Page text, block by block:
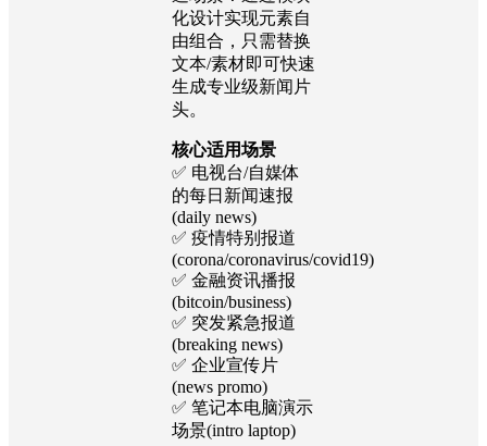
板，完美适配新冠
肺炎(COVID19)、
比特币行情、突发
新闻等热门时事报
道场景！通过模块
由组合，只需替换
文本/素材即可快速
生成专业级新闻片
头。
核心适用场景
✅ 电视台/自媒体
的每日新闻速报
(daily news)
✅ 疫情特别报道
(corona/coronavirus/covid19)
✅ 金融资讯播报
(bitcoin/business)
✅ 突发紧急报道